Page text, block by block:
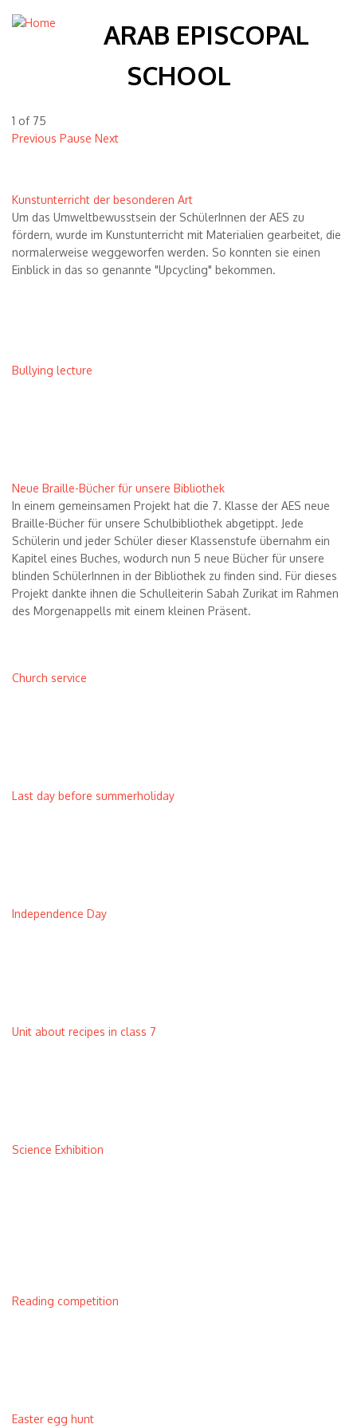
ARAB EPISCOPAL
SCHOOL
1 of 75
Previous Pause Next
Kunstunterricht der besonderen Art
Um das Umweltbewusstsein der SchülerInnen der AES zu
fördern, wurde im Kunstunterricht mit Materialien gearbeitet, die
normalerweise weggeworfen werden. So konnten sie einen
Einblick in das so genannte "Upcycling" bekommen.
Bullying lecture
Neue Braille-Bücher für unsere Bibliothek
In einem gemeinsamen Projekt hat die 7. Klasse der AES neue
Braille-Bücher für unsere Schulbibliothek abgetippt. Jede
Schülerin und jeder Schüler dieser Klassenstufe übernahm ein
Kapitel eines Buches, wodurch nun 5 neue Bücher für unsere
blinden SchülerInnen in der Bibliothek zu finden sind. Für dieses
Projekt dankte ihnen die Schulleiterin Sabah Zurikat im Rahmen
des Morgenappells mit einem kleinen Präsent.
Church service
Last day before summerholiday
Independence Day
Unit about recipes in class 7
Science Exhibition
Reading competition
Easter egg hunt